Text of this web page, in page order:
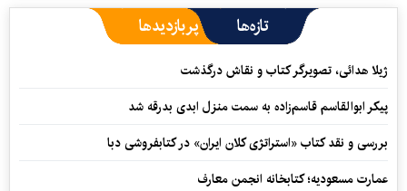
تازه‌ها پربازدیدها
ژیلا هدائی، تصویرگر کتاب و نقاش درگذشت
پیکر ابوالقاسم قاسم‌زاده به سمت منزل ابدی بدرقه شد
بررسی و نقد کتاب «استراتژی کلان ایران» در کتابفروشی دبا
عمارت مسعودیه؛ کتابخانه انجمن معارف